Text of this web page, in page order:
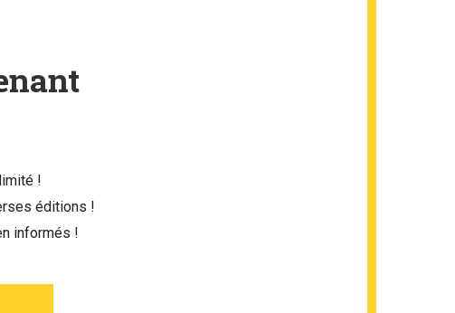
!
éditions !
informés !